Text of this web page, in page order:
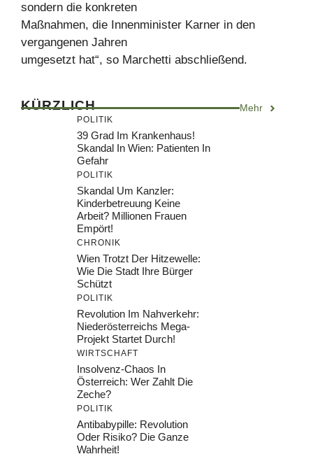
sondern die konkreten
Maßnahmen, die Innenminister Karner in den
vergangenen Jahren
umgesetzt hat“, so Marchetti abschließend.
KÜRZLICH Mehr
POLITIK
39 Grad Im Krankenhaus!
Skandal In Wien: Patienten In
Gefahr
POLITIK
Skandal Um Kanzler:
Kinderbetreuung Keine
Arbeit? Millionen Frauen
Empört!
CHRONIK
Wien Trotzt Der Hitzewelle:
Wie Die Stadt Ihre Bürger
Schützt
POLITIK
Revolution Im Nahverkehr:
Niederösterreichs Mega-
Projekt Startet Durch!
WIRTSCHAFT
Insolvenz-Chaos In
Österreich: Wer Zahlt Die
Zeche?
POLITIK
Antibabypille: Revolution
Oder Risiko? Die Ganze
Wahrheit!